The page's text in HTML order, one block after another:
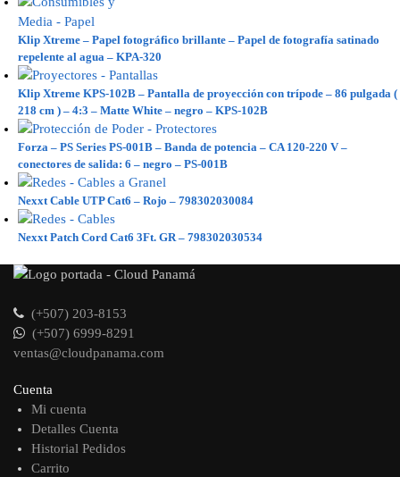
Klip Xtreme – Papel fotográfico brillante – Papel de fotografía satinado
repelente al agua – KPA-320
Klip Xtreme KPS-102B – Pantalla de proyección con trípode – 86 pulgada (
218 cm ) – 4:3 – Matte White – negro – KPS-102B
Forza – PS Series PS-001B – Banda de potencia – CA 120-220 V –
conectores de salida: 6 – negro – PS-001B
Nexxt Cable UTP Cat6 – Rojo – 798302030084
Nexxt Patch Cord Cat6 3Ft. GR – 798302030534
(+507) 203-8153
(+507) 6999-8291
ventas@cloudpanama.com
Cuenta
Mi cuenta
Detalles Cuenta
Historial Pedidos
Carrito